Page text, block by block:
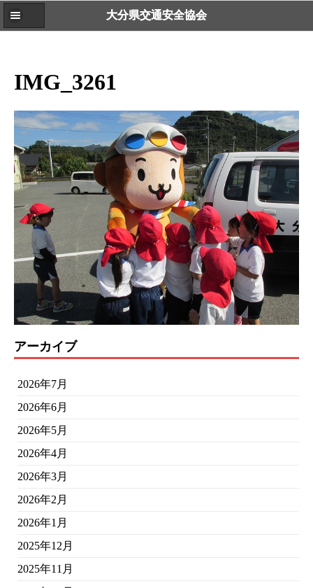
大分県交通安全協会
IMG_3261
アーカイブ
2026年7月
2026年6月
2026年5月
2026年4月
2026年3月
2026年2月
2026年1月
2025年12月
2025年11月